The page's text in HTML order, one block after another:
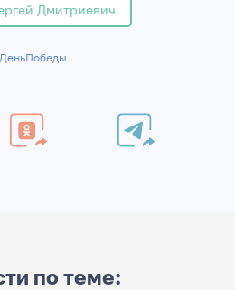
Дмитриевич
по теме: